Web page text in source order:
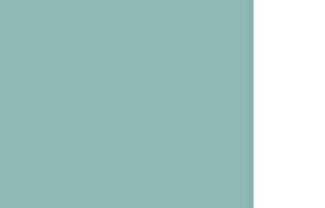
Online Shop für
& Abstrakte Kunst für